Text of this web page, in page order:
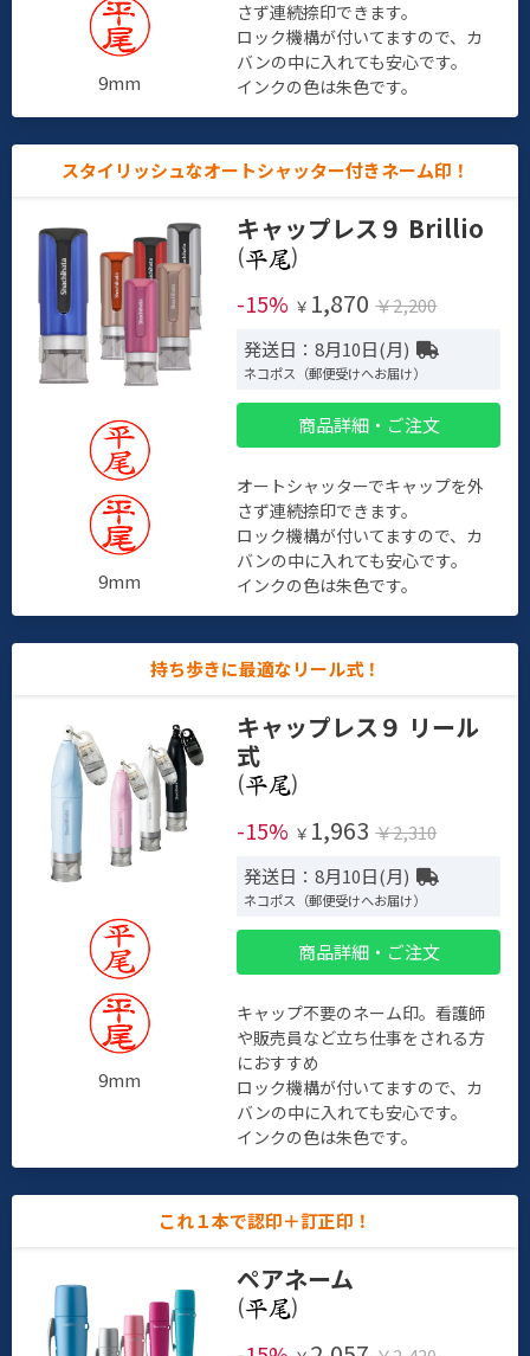
9mm
さず連続捺印できます。
ロック機構が付いてますので、カ
バンの中に入れても安心です。
インクの色は朱色です。
スタイリッシュなオートシャッター付きネーム印！
9mm
キャップレス９ Brillio
(
)
-15% ￥ 1,870 ￥2,200
発送日：8月10日(月)
ネコポス（郵便受けへお届け）
商品詳細・ご注文
オートシャッターでキャップを外
さず連続捺印できます。
ロック機構が付いてますので、カ
バンの中に入れても安心です。
インクの色は朱色です。
持ち歩きに最適なリール式！
9mm
キャップレス９ リール
式
(
)
-15% ￥ 1,963 ￥2,310
発送日：8月10日(月)
ネコポス（郵便受けへお届け）
商品詳細・ご注文
キャップ不要のネーム印。看護師
や販売員など立ち仕事をされる方
におすすめ
ロック機構が付いてますので、カ
バンの中に入れても安心です。
インクの色は朱色です。
これ１本で認印＋訂正印！
ペアネーム
(
)